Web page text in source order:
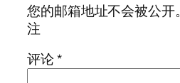
您的邮箱地址不会被公开。
注
评论*